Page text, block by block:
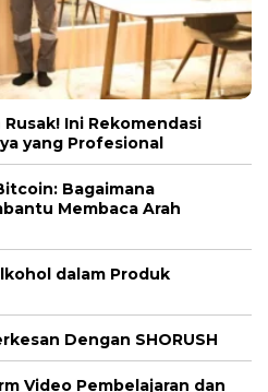
Ini Rekomendasi
yang Profesional
Bagaimana
Membaca Arah
dalam Produk
Dengan SHORUSH
Video Pembelajaran dan